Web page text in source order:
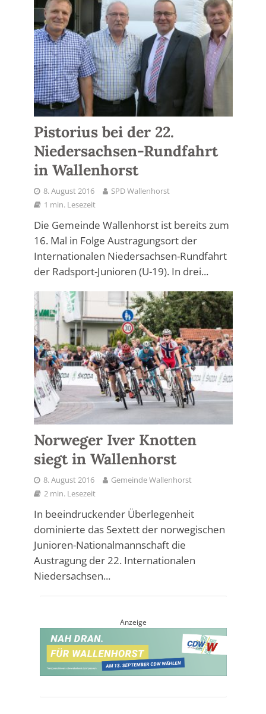
Pistorius bei der 22.
Niedersachsen-Rundfahrt
in Wallenhorst
8. August 2016
SPD Wallenhorst
1 min. Lesezeit
Die Gemeinde Wallenhorst ist bereits zum
16. Mal in Folge Austragungsort der
Internationalen Niedersachsen-Rundfahrt
der Radsport-Junioren (U-19). In drei...
Norweger Iver Knotten
siegt in Wallenhorst
8. August 2016
Gemeinde Wallenhorst
2 min. Lesezeit
In beeindruckender Überlegenheit
dominierte das Sextett der norwegischen
Junioren-Nationalmannschaft die
Austragung der 22. Internationalen
Niedersachsen...
Anzeige